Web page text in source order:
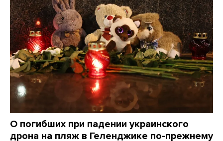
О погибших при падении украинского
дрона на пляж в Геленджике по-прежнему